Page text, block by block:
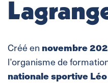
Créé en novembre
l’organisme de
nationale sportive